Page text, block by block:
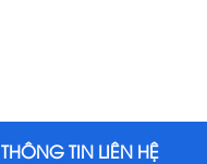
THÔNG TIN LIÊN HỆ